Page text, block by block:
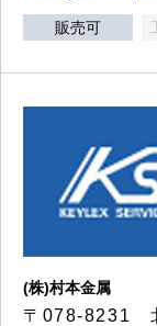
販売可
(株)村本金属
〒078-8231